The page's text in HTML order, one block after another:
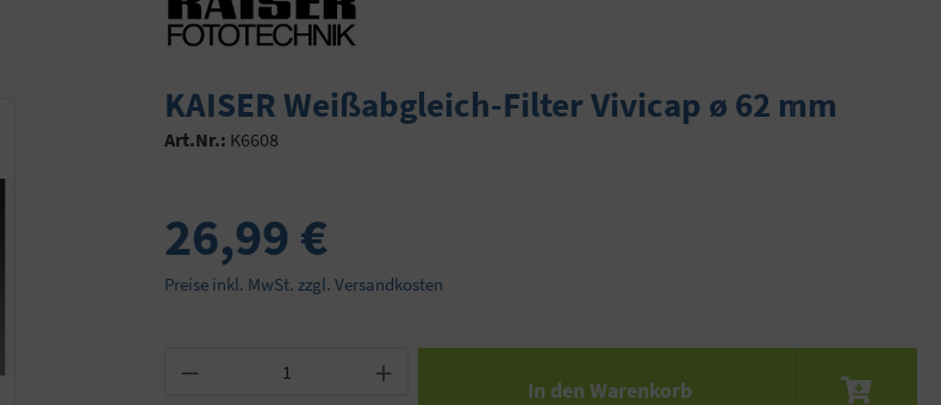
KAISER Weißabgleich-Filter Vivicap ø 62 mm
Art.Nr.: K6608
26,99 €
Preise inkl. MwSt. zzgl. Versandkosten
Produkt Anzahl: Gib den gewünschten Wert ein oder benutze
In den Warenkorb